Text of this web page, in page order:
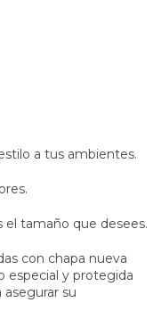
a tus ambientes.
el tamaño que desees.
con chapa nueva
especial y protegida
su